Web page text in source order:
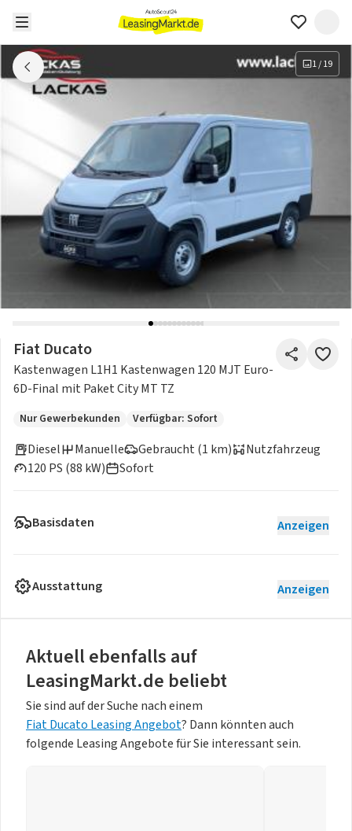
1/19
Fiat Ducato
Kastenwagen L1H1 Kastenwagen 120 MJT Euro-
6D-Final mit Paket City MT TZ
Nur Gewerbekunden Verfügbar: Sofort
Diesel
Gebraucht (1 km)
120 PS (88 kW)
Manuelle
Nutzfahrzeug
Sofort
Basisdaten Anzeigen
Ausstattung Anzeigen
Aktuell ebenfalls auf
LeasingMarkt.de beliebt
Sie sind auf der Suche nach einem
Fiat Ducato Leasing Angebot? Dann könnten auch
folgende Leasing Angebote für Sie interessant sein.